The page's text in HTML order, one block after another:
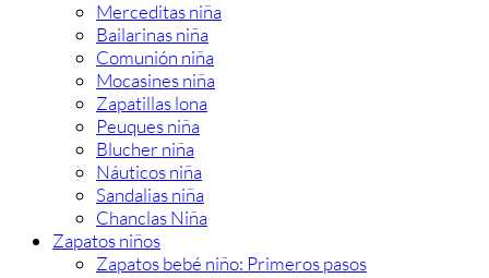
Merceditas niña
Bailarinas niña
Comunión niña
Mocasines niña
Zapatillas lona
Peuques niña
Blucher niña
Náuticos niña
Sandalias niña
Chanclas Niña
Zapatos niños
Zapatos bebé niño: Primeros pasos